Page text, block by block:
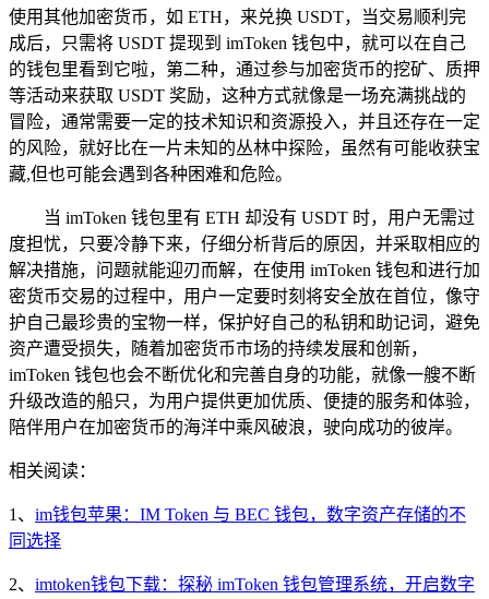
使用其他加密货币，如 ETH，来兑换 USDT，当交易顺利完
成后，只需将 USDT 提现到 imToken 钱包中，就可以在自己
的钱包里看到它啦，第二种，通过参与加密货币的挖矿、质押
等活动来获取 USDT 奖励，这种方式就像是一场充满挑战的
冒险，通常需要一定的技术知识和资源投入，并且还存在一定
的风险，就好比在一片未知的丛林中探险，虽然有可能收获宝
藏,但也可能会遇到各种困难和危险。
当 imToken 钱包里有 ETH 却没有 USDT 时，用户无需过
度担忧，只要冷静下来，仔细分析背后的原因，并采取相应的
解决措施，问题就能迎刃而解，在使用 imToken 钱包和进行加
密货币交易的过程中，用户一定要时刻将安全放在首位，像守
护自己最珍贵的宝物一样，保护好自己的私钥和助记词，避免
资产遭受损失，随着加密货币市场的持续发展和创新，
imToken 钱包也会不断优化和完善自身的功能，就像一艘不断
升级改造的船只，为用户提供更加优质、便捷的服务和体验，
陪伴用户在加密货币的海洋中乘风破浪，驶向成功的彼岸。
相关阅读：
1、 im钱包苹果：IM Token 与 BEC 钱包，数字资产存储的不
同选择
2、 imtoken钱包下载：探秘 imToken 钱包管理系统，开启数字